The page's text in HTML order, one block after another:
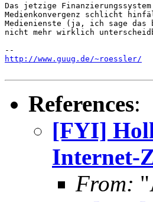
Das jetzige
Medienkonvergenz schlicht
Medienienste (ja, ich sage
nicht mehr wirklich
http://www.guug.de/~roessler/
References:
[FYI]
Internet-
From: